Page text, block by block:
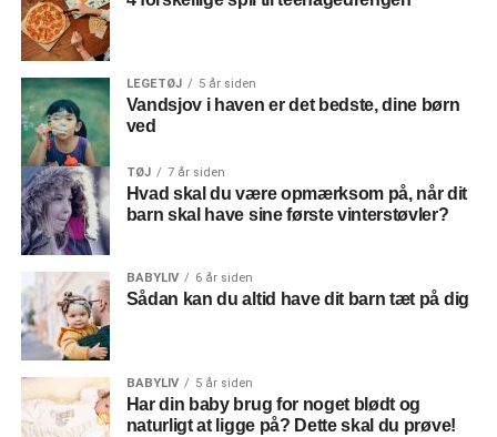
LEGETØJ 5 år siden
Vandsjov i haven er det bedste, dine børn
ved
TØJ 7 år siden
Hvad skal du være opmærksom på, når dit
barn skal have sine første vinterstøvler?
BABYLIV 6 år siden
Sådan kan du altid have dit barn tæt på dig
BABYLIV 5 år siden
Har din baby brug for noget blødt og
naturligt at ligge på? Dette skal du prøve!